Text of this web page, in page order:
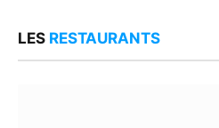
LES RESTAURANTS